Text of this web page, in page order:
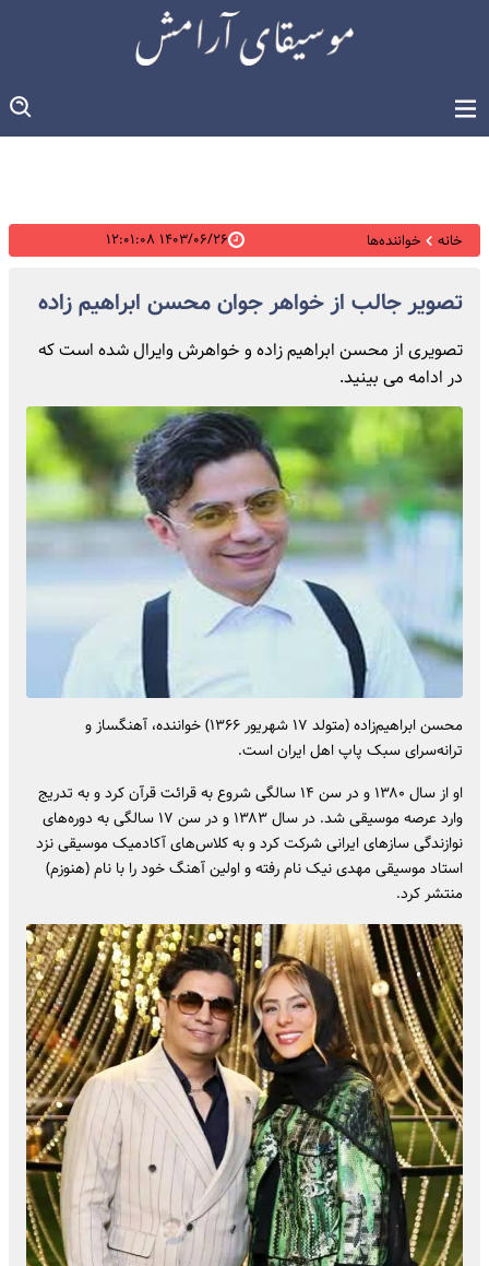
خانه خواننده‌ها ۱۴۰۳/۰۶/۲۶ ۱۲:۰۱:۰۸
تصویر جالب از خواهر جوان محسن ابراهیم زاده
تصویری از محسن ابراهیم زاده و خواهرش وایرال شده است که
در ادامه می بینید.
محسن ابراهیم‌زاده (متولد ۱۷ شهریور ۱۳۶۶) خواننده، آهنگساز و
ترانه‌سرای سبک پاپ اهل ایران است.
او از سال ۱۳۸۰ و در سن ۱۴ سالگی شروع به قرائت قرآن کرد و به تدریج
وارد عرصه موسیقی شد. در سال ۱۳۸۳ و در سن ۱۷ سالگی به دوره‌های
نوازندگی سازهای ایرانی شرکت کرد و به کلاس‌های آکادمیک موسیقی نزد
استاد موسیقی مهدی نیک نام رفته و اولین آهنگ خود را با نام (هنوزم)
منتشر کرد.